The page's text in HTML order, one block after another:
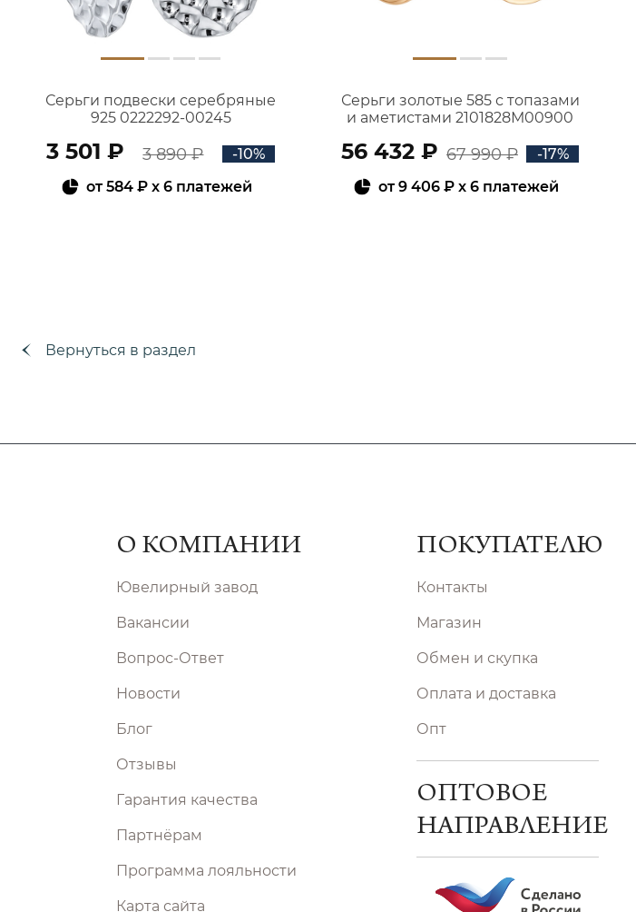
Серьги подвески серебряные
925 0222292-00245
3 501 ₽ 3 890 ₽
-10%
от584 ₽ x 6 платежей
Серьги золотые 585 с топазами
и аметистами 2101828М00900
56 432 ₽ 67 990 ₽
-17%
от9 406 ₽ x 6 платежей
Вернуться в раздел
О КОМПАНИИ
Ювелирный завод
Вакансии
Вопрос-Ответ
Новости
Блог
Отзывы
Гарантия качества
Партнёрам
Программа лояльности
Карта сайта
ПОКУПАТЕЛЮ
Контакты
Магазин
Обмен и скупка
Оплата и доставка
Опт
ОПТОВОЕ
НАПРАВЛЕНИЕ